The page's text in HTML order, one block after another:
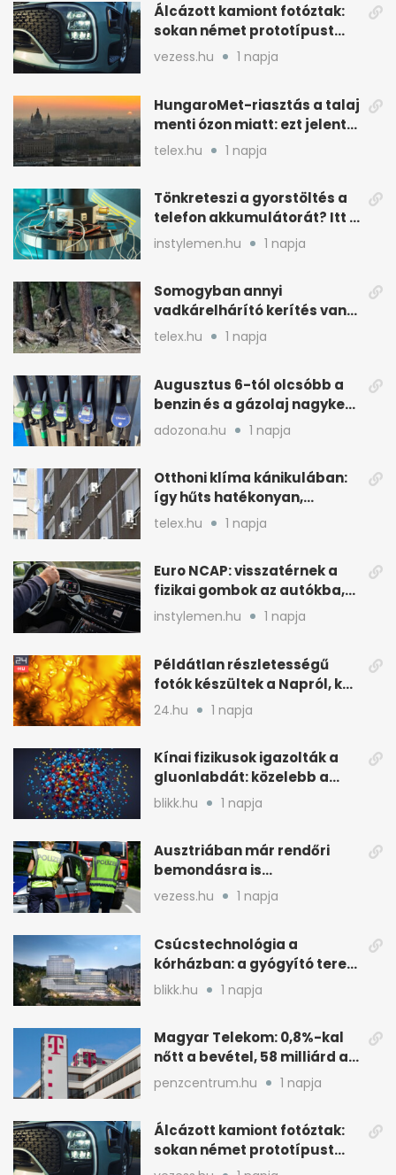
Álcázott kamiont fotóztak:
sokan német prototípust
sejtenek mögötte
vezess.hu 1 napja
HungaroMet-riasztás a talaj
menti ózon miatt: ezt jelenti
a gyakorlatban
telex.hu 1 napja
Tönkreteszi a gyorstöltés a
telefon akkumulátorát? Itt a
válasz
instylemen.hu 1 napja
Somogyban annyi
vadkárelhárító kerítés van,
kétszer körbeérné az
telex.hu 1 napja
Augusztus 6-tól olcsóbb a
benzin és a gázolaj nagyker
ára
adozona.hu 1 napja
Otthoni klíma kánikulában:
így hűts hatékonyan,
kevesebb árammal
telex.hu 1 napja
Euro NCAP: visszatérnek a
fizikai gombok az autókba,
kevesebb nyomkodással
instylemen.hu 1 napja
Példátlan részletességű
fotók készültek a Napról, két
rejtély is tisztulhat
24.hu 1 napja
Kínai fizikusok igazolták a
gluonlabdát: közelebb a
standard modellhez
blikk.hu 1 napja
Ausztriában már rendőri
bemondásra is
büntethetnek
gyorshajtásért
vezess.hu 1 napja
Csúcstechnológia a
kórházban: a gyógyító terek
kulcsa az áramlás
blikk.hu 1 napja
Magyar Telekom: 0,8%-kal
nőtt a bevétel, 58 milliárd a
nyereség
penzcentrum.hu 1 napja
Álcázott kamiont fotóztak:
sokan német prototípust
sejtenek mögötte